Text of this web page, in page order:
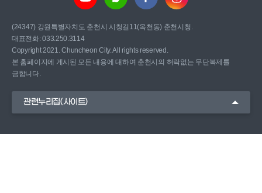
(24347) 강원특별자치도 춘천시 시청길11(옥천동) 춘천시청.
대표전화: 033.250.3114
Copyright 2021. Chuncheon City. All rights reserved.
본 홈페이지에 게시된 모든 내용에 대하여 춘천시의 허락없는 무단복제를
금합니다.
관련누리집(사이트)